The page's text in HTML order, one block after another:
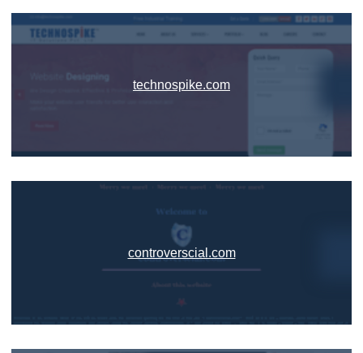
technospike.com
controverscial.com